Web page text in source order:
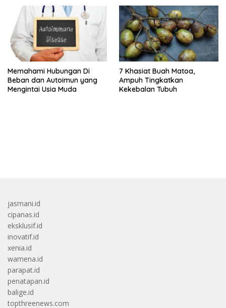
Memahami Hubungan Di
Beban dan Autoimun yang
Mengintai Usia Muda
7 Khasiat Buah Matoa,
Ampuh Tingkatkan
Kekebalan Tubuh
jasmani.id
cipanas.id
eksklusif.id
inovatif.id
xenia.id
wamena.id
parapat.id
penatapan.id
balige.id
topthreenews.com